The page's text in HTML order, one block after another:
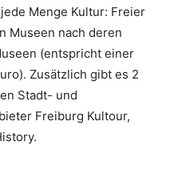
Menge Kultur: Freier
Museen nach deren
(entspricht einer
Zusätzlich gibt es 2
Stadt- und
Freiburg Kultour,